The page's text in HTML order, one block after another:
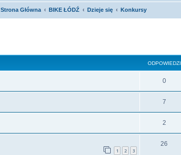
Strona Główna BIKE ŁÓDŹ Dzieje się Konkursy
ODPOWIEDZI
0
7
2
1 2 3
26